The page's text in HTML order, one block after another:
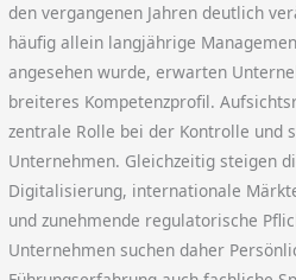
den vergangenen Jahren deutlich
häufig allein langjährige
angesehen wurde, erwarten
breiteres Kompetenzprofil.
zentrale Rolle bei der Kontrolle und
Unternehmen. Gleichzeitig steigen
Digitalisierung, internationale
und zunehmende regulatorische
Unternehmen suchen daher